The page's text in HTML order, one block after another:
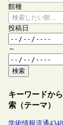
館種
検索したい館種
投稿日
～
検索
キーワードか
索（テーマ）
学術情報流通4348